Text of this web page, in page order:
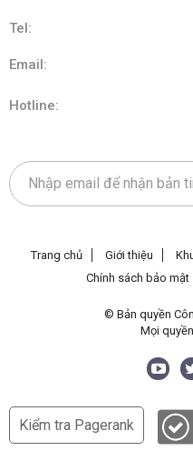
Tel:
Email:
Hotline:
Trang chủ Giới thiệu
Chính sách bảo mật
© Bản quyền
Mọi
Kiểm tra Pagerank